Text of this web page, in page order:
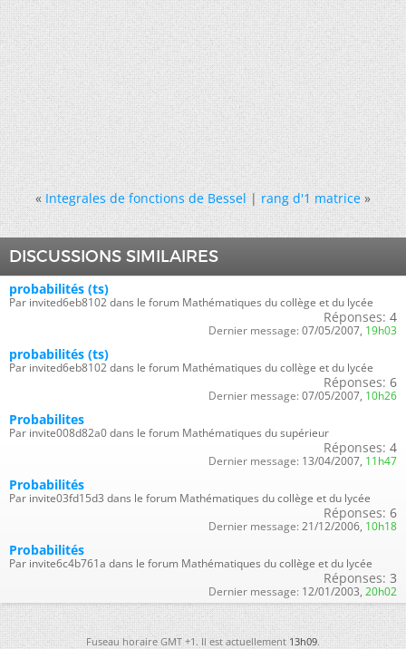
« Integrales de fonctions de Bessel|rang d'1 matrice »
DISCUSSIONS SIMILAIRES
probabilités (ts)
Par invited6eb8102 dans le forum Mathématiques du collège et du lycée
Réponses: 4
Dernier message: 07/05/2007, 19h03
probabilités (ts)
Par invited6eb8102 dans le forum Mathématiques du collège et du lycée
Réponses: 6
Dernier message: 07/05/2007, 10h26
Probabilites
Par invite008d82a0 dans le forum Mathématiques du supérieur
Réponses: 4
Dernier message: 13/04/2007, 11h47
Probabilités
Par invite03fd15d3 dans le forum Mathématiques du collège et du lycée
Réponses: 6
Dernier message: 21/12/2006, 10h18
Probabilités
Par invite6c4b761a dans le forum Mathématiques du collège et du lycée
Réponses: 3
Dernier message: 12/01/2003, 20h02
Fuseau horaire GMT +1. Il est actuellement13h09.